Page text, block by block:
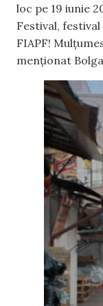
loc pe 19 iunie
Festival,
FIAPF!
menționat